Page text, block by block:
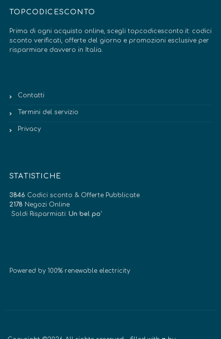
TOPCODICESCONTO
Prima di ogni acquisto online, scegli topcodicesconto.it: codici
sconto verificati, offerte del giorno e promozioni esclusive per
risparmiare davvero in Italia.
Contatti
Termini del servizio
Privacy
STATISTICHE
3846 Codici sconto & Offerte Pubblicate
2178 Negozi Online
Soldi Risparmiati: Un bel po’
Powered by 100% renewable electricity